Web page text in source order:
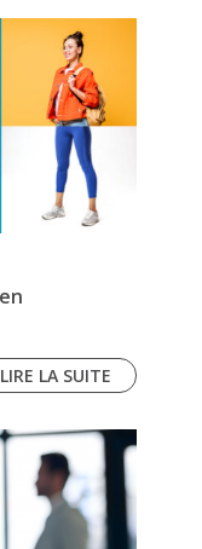
LIRE LA SUITE